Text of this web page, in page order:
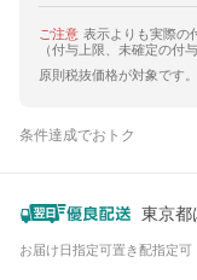
ご注意 表示よりも実際の
（付与上限、未確定の付与
原則税抜価格が対象です
条件達成でおトク
東京都
お届け日指定可置き配指定可